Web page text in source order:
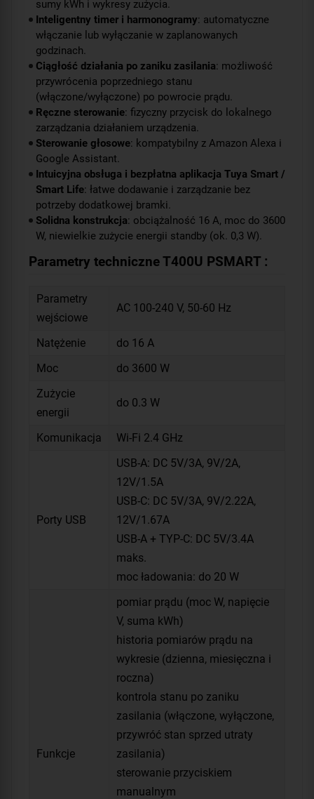
sumy kWh i wykresy zużycia.
Inteligentny timer i harmonogramy: automatyczne
włączanie lub wyłączanie w zaplanowanych
godzinach.
Ciągłość działania po zaniku zasilania: możliwość
przywrócenia poprzedniego stanu
(włączone/wyłączone) po powrocie prądu.
Ręczne sterowanie: fizyczny przycisk do lokalnego
zarządzania działaniem urządzenia.
Sterowanie głosowe: kompatybilny z Amazon Alexa i
Google Assistant.
Intuicyjna obsługa i bezpłatna aplikacja Tuya Smart /
Smart Life: łatwe dodawanie i zarządzanie bez
potrzeby dodatkowej bramki.
Solidna konstrukcja: obciążalność 16 A, moc do 3600
W, niewielkie zużycie energii standby (ok. 0,3 W).
Parametry techniczne T400U PSMART :
Parametry
wejściowe
AC 100-240 V, 50-60 Hz
Natężenie
do 16 A
Moc
do 3600 W
Zużycie
energii
do 0.3 W
Komunikacja Wi-Fi 2.4 GHz
Porty USB
USB-A: DC 5V/3A, 9V/2A,
12V/1.5A
USB-C: DC 5V/3A, 9V/2.22A,
12V/1.67A
USB-A + TYP-C: DC 5V/3.4A
maks.
moc ładowania: do 20 W
Funkcje
pomiar prądu (moc W, napięcie
V, suma kWh)
historia pomiarów prądu na
wykresie (dzienna, miesięczna i
roczna)
kontrola stanu po zaniku
zasilania (włączone, wyłączone,
przywróć stan sprzed utraty
zasilania)
sterowanie przyciskiem
manualnym